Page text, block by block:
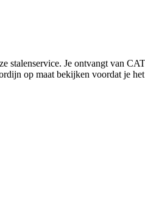
Je ontvangt van
op maat bekijken voordat je